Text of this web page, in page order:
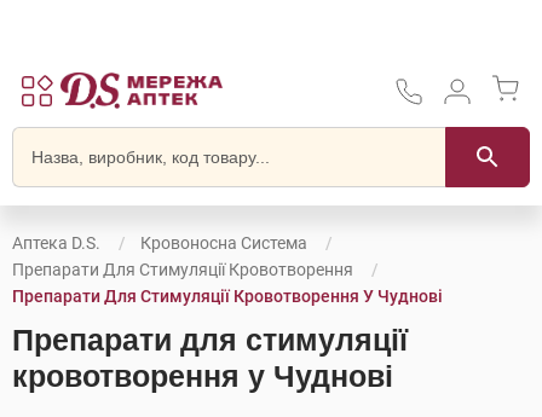
Аптека D.S.
Кровоносна Система
Препарати Для Стимуляції Кровотворення
Препарати Для Стимуляції Кровотворення У Чуднові
Препарати для стимуляції
кровотворення у Чуднові